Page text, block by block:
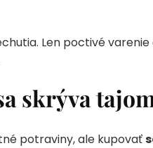
Len poctivé
skrýva
potraviny, ale kupovať